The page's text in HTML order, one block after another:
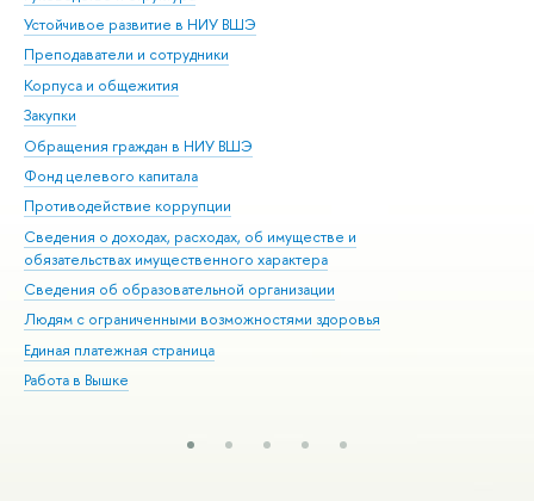
Устойчивое развитие в НИУ ВШЭ
Преподаватели и сотрудники
Корпуса и общежития
Закупки
Обращения граждан в НИУ ВШЭ
Фонд целевого капитала
Противодействие коррупции
Сведения о доходах, расходах, об имуществе и
обязательствах имущественного характера
Сведения об образовательной организации
Людям с ограниченными возможностями здоровья
Единая платежная страница
Работа в Вышке